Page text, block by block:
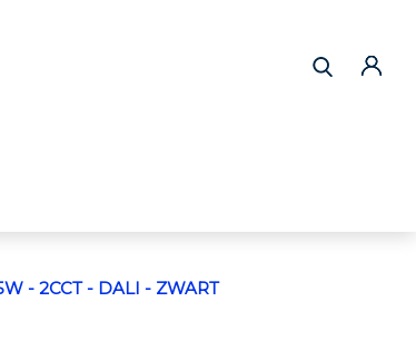
- 2CCT - DALI - ZWART